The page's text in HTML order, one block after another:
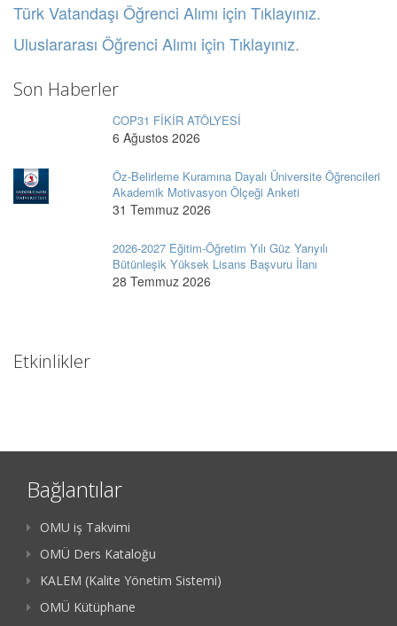
Türk Vatandaşı Öğrenci Alımı için Tıklayınız.
Uluslararası Öğrenci Alımı için Tıklayınız.
Son Haberler
COP31 FİKİR ATÖLYESİ
6 Ağustos 2026
Öz-Belirleme Kuramına Dayalı Üniversite Öğrencileri
Akademik Motivasyon Ölçeği Anketi
31 Temmuz 2026
2026-2027 Eğitim-Öğretim Yılı Güz Yarıyılı
Bütünleşik Yüksek Lisans Başvuru İlanı
28 Temmuz 2026
Etkinlikler
Bağlantılar
OMU iş Takvimi
OMÜ Ders Kataloğu
KALEM (Kalite Yönetim Sistemi)
OMÜ Kütüphane